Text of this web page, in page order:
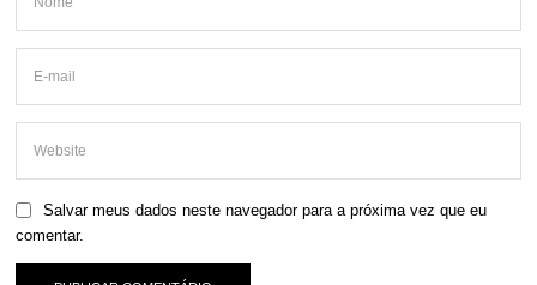
Salvar meus dados neste navegador para a próxima vez que eu
comentar.